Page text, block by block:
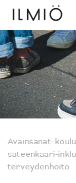
Avainsanat:
sateenkaari-
terveydenhoito